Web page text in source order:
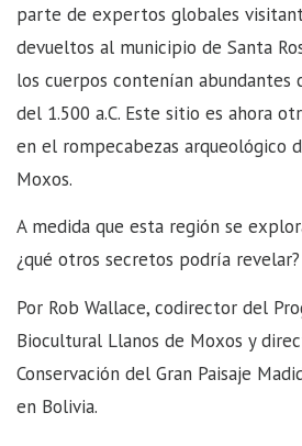
parte de expertos globales
devueltos al municipio de Santa
los cuerpos contenían abundantes
del 1.500 a.C. Este sitio es ahora
en el rompecabezas arqueológico
Moxos.
A medida que esta región se
¿qué otros secretos podría revelar?
Por Rob Wallace, codirector del
Biocultural Llanos de Moxos y
Conservación del Gran Paisaje
en Bolivia.